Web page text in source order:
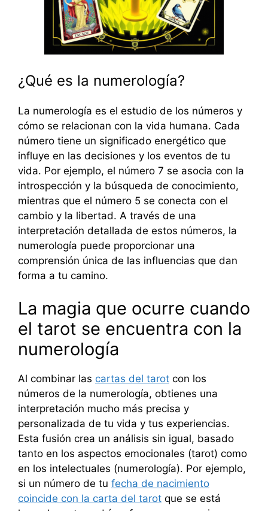
¿Qué es la numerología?
La numerología es el estudio de los números y
cómo se relacionan con la vida humana. Cada
número tiene un significado energético que
influye en las decisiones y los eventos de tu
vida. Por ejemplo, el número 7 se asocia con la
introspección y la búsqueda de conocimiento,
mientras que el número 5 se conecta con el
cambio y la libertad. A través de una
interpretación detallada de estos números, la
numerología puede proporcionar una
comprensión única de las influencias que dan
forma a tu camino.
La magia que ocurre cuando
el tarot se encuentra con la
numerología
Al combinar las cartas del tarot con los
números de la numerología, obtienes una
interpretación mucho más precisa y
personalizada de tu vida y tus experiencias.
Esta fusión crea un análisis sin igual, basado
tanto en los aspectos emocionales (tarot) como
en los intelectuales (numerología). Por ejemplo,
si un número de tu fecha de nacimiento
coincide con la carta del tarot que se está